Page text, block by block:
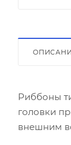
Риббоны
головки
внешним